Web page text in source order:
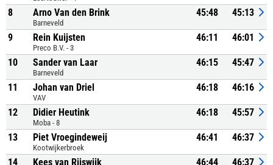
8 Arno Van den Brink
Barneveld
45:48 45:13
9 Rein Kuijsten
Preco B.V. - 3
46:11 46:01
10 Sander van Laar
Barneveld
46:15 45:47
11 Johan van Driel
VAV
46:18 46:16
12 Didier Heutink
Moba - 8
46:18 45:57
13 Piet Vroegindeweij
Kootwijkerbroek
46:41 46:37
14 Kees van Rijswijk 46:44 46:37